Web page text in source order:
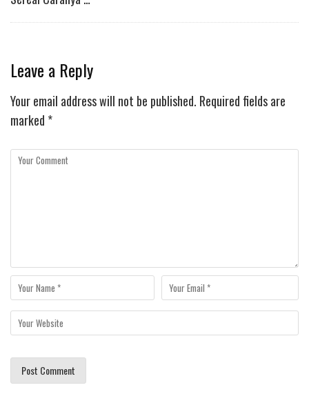
Leave a Reply
Your email address will not be published. Required fields are
marked *